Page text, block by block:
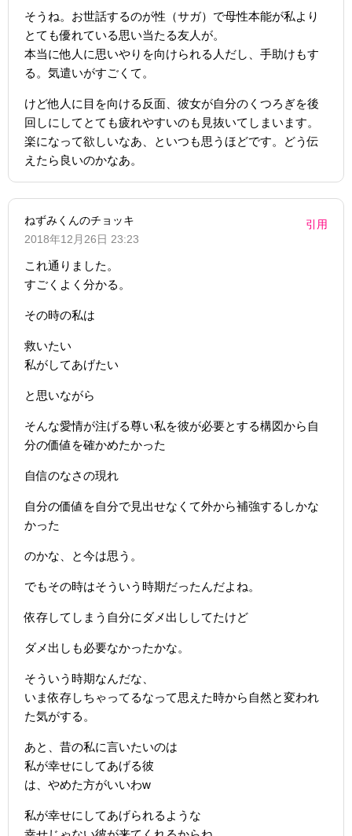
そうね。お世話するのが性（サガ）で母性本能が私より
とても優れている思い当たる友人が。
本当に他人に思いやりを向けられる人だし、手助けもす
る。気遣いがすごくて。
けど他人に目を向ける反面、彼女が自分のくつろぎを後
回しにしてとても疲れやすいのも見抜いてしまいます。
楽になって欲しいなあ、といつも思うほどです。どう伝
えたら良いのかなあ。
ねずみくんのチョッキ
2018年12月26日 23:23
引用
これ通りました。
すごくよく分かる。
その時の私は
救いたい
私がしてあげたい
と思いながら
そんな愛情が注げる尊い私を彼が必要とする構図から自
分の価値を確かめたかった
自信のなさの現れ
自分の価値を自分で見出せなくて外から補強するしかな
かった
のかな、と今は思う。
でもその時はそういう時期だったんだよね。
依存してしまう自分にダメ出ししてたけど
ダメ出しも必要なかったかな。
そういう時期なんだな、
いま依存しちゃってるなって思えた時から自然と変われ
た気がする。
あと、昔の私に言いたいのは
私が幸せにしてあげる彼
は、やめた方がいいわw
私が幸せにしてあげられるような